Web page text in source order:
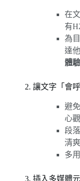
在
有
為
達
體
2. 讓文字「會
避
心
段
清
多
3. 插入多媒體